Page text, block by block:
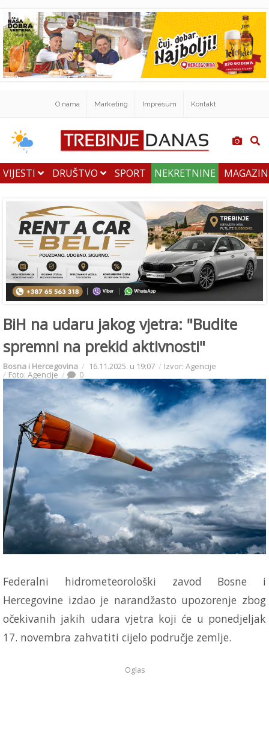
O nama Marketing Impresum Kontakt
VIJESTI DRUŠTVO SPORT NEKRETNINE
BiH na udaru jakog vjetra: "Budite
spremni na prekid aktivnosti"
Bosna i Hercegovina 16.11.2025. u 19:07 Izvor: Agencije
Foto: Agencije 0
Federalni hidrometeorološki zavod Bosne i
Hercegovine izdao je narandžasto upozorenje zbog
očekivanih jakih udara vjetra koji će u ponedjeljak
17. novembra zahvatiti cijelo područje zemlje.
Oglas